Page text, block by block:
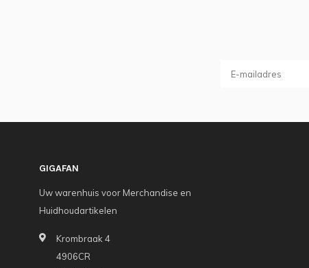
GIGAFAN
Uw warenhuis voor Merchandise en
Huidhoudartikelen
Krombraak 4
4906CR